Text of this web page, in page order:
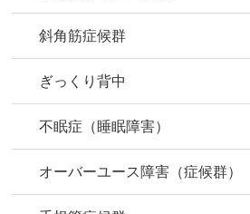
斜角筋症候群
ぎっくり背中
不眠症（睡眠障害）
オーバーユース障害（症候群）